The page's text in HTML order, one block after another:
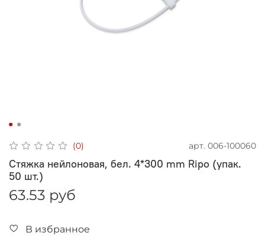
(0) арт. 006-100060
Стяжка нейлоновая, бел. 4*300 mm Ripo (упак.
50 шт.)
63.53 руб
В избранное